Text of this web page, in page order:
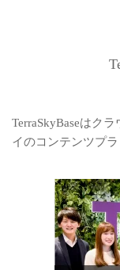
TerraSkyBaseはク
イのコンテンツプラ